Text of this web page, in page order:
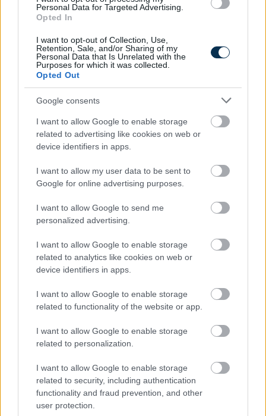
Personal Data for Targeted Advertising.
Opted In
I want to opt-out of Collection, Use,
Retention, Sale, and/or Sharing of my
Personal Data that Is Unrelated with the
Purposes for which it was collected.
Opted Out
Google consents
I want to allow Google to enable storage
related to advertising like cookies on web or
device identifiers in apps.
I want to allow my user data to be sent to
Google for online advertising purposes.
I want to allow Google to send me
personalized advertising.
I want to allow Google to enable storage
related to analytics like cookies on web or
device identifiers in apps.
I want to allow Google to enable storage
related to functionality of the website or app.
I want to allow Google to enable storage
related to personalization.
I want to allow Google to enable storage
related to security, including authentication
functionality and fraud prevention, and other
user protection.
A hazai vegyipar 200 MW-al csökkentette
2026.08.06. 13:32
Kiderült, mennyi mindent jelenthet: itt az első országos
mémkutatás